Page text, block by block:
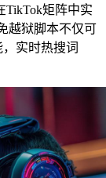
TikTok矩阵中实
越狱脚本不仅可
实时热搜词